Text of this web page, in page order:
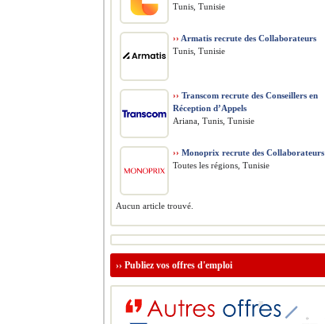
Tunis, Tunisie
›› Armatis recrute des Collaborateurs
Tunis, Tunisie
›› Transcom recrute des Conseillers en
Réception d’Appels
Ariana, Tunis, Tunisie
›› Monoprix recrute des Collaborateurs
Toutes les régions, Tunisie
Aucun article trouvé.
›› Publiez vos offres d'emploi